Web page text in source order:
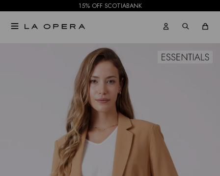
15% OFF SCOTIABANK

NOTIFICARME